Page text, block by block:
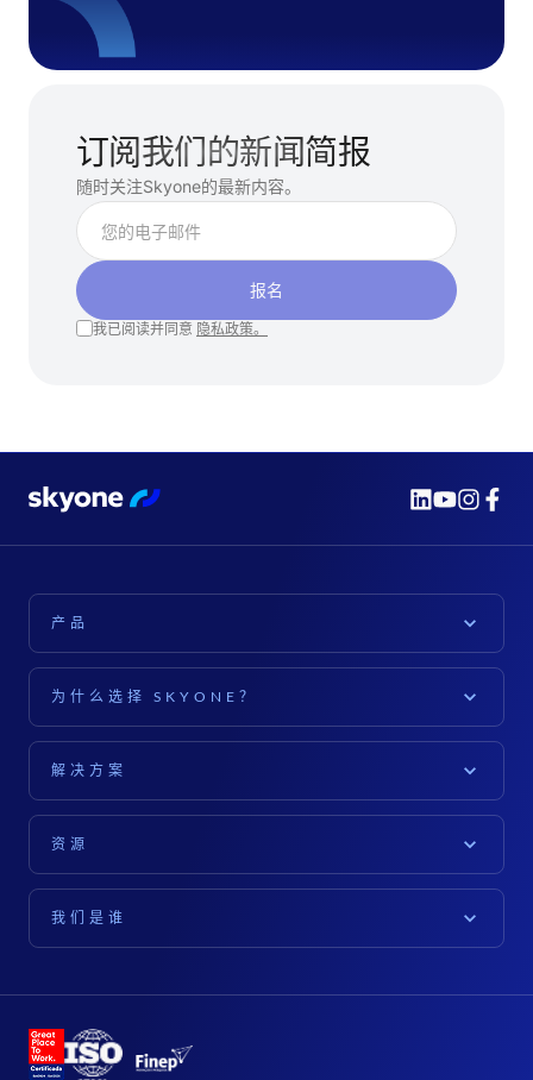
订阅我们的新闻简报
随时关注Skyone的最新内容。
报名
我已阅读并同意 隐私政策。
产品
数据与人工智能
网络安全
推理服务器
为什么选择 SKYONE？
对于高管而言
IT领导者
精选案例
解决方案
酒店业
行业
土木工程
资源
天空之星
活动
我们是谁
领导